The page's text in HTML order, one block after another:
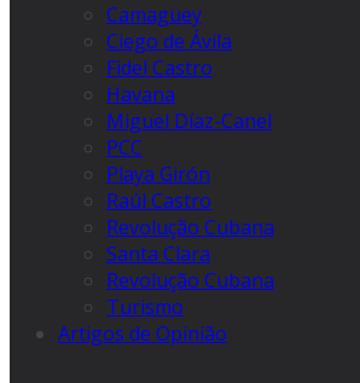
Camagüey
Ciego de Ávila
Fidel Castro
Havana
Miguel Díaz-Canel
PCC
Playa Girón
Raúl Castro
Revolução Cubana
Santa Clara
Revolução Cubana
Turismo
Artigos de Opinião